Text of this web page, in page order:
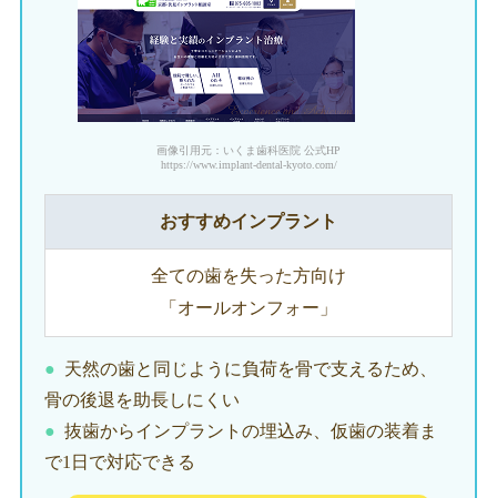
画像引用元：いくま歯科医院 公式HP
https://www.implant-dental-kyoto.com/
おすすめインプラント
全ての歯を失った方向け
「オールオンフォー」
天然の歯と同じように負荷を骨で支えるため、
骨の後退を助長しにくい
抜歯からインプラントの埋込み、仮歯の装着ま
で1日で対応できる